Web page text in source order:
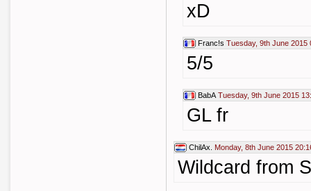
xD
Franc!s Tuesday, 9th June 2015
5/5
BabA Tuesday, 9th June 2015
GL fr
ChilAx. Monday, 8th June 2015
Wildcard from